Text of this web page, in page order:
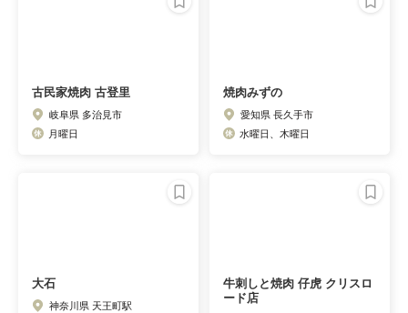
古民家焼肉 古登里
岐阜県 多治見市
月曜日
焼肉みずの
愛知県 長久手市
水曜日、木曜日
大石
神奈川県 天王町駅
牛刺しと焼肉 仔虎 クリスロ
ード店